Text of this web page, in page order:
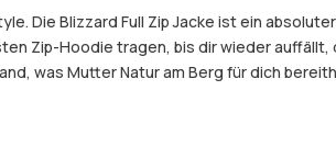
Die Blizzard Full Zip Jacke ist ein
Zip-Hoodie tragen, bis dir wieder
was Mutter Natur am Berg für dich